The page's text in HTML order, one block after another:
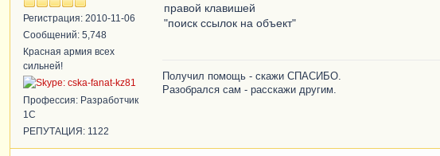
Регистрация: 2010-11-06
Сообщений: 5,748
Красная армия всех
сильней!
Профессия: Разработчик
1С
РЕПУТАЦИЯ: 1122
правой клавишей
"поиск ссылок на объект"
Получил помощь - скажи СПАСИБО.
Разобрался сам - расскажи другим.